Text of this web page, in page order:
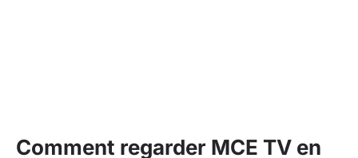
Comment regarder MCE TV en